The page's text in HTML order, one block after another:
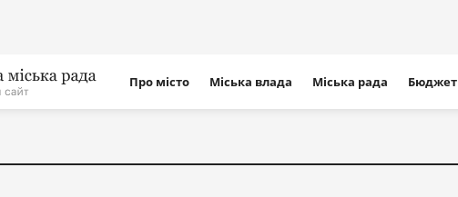
сайту
Про місто Міська влада Міська рада Бюджет